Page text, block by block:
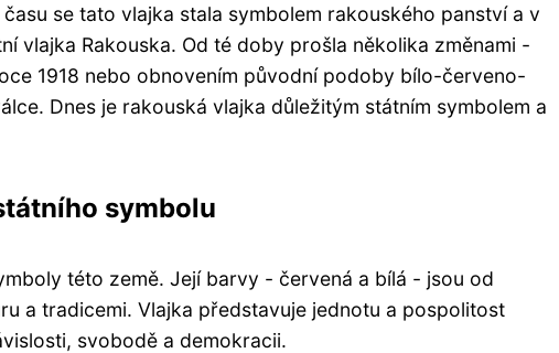
se tato vlajka stala symbolem rakouského panství a v
vlajka Rakouska. Od té doby prošla několika změnami -
1918 nebo obnovením původní podoby bílo-červeno-
Dnes je rakouská vlajka důležitým státním symbolem a
symbolu
této země. Její barvy - červená a bílá - jsou od
a tradicemi. Vlajka představuje jednotu a pospolitost
svobodě a demokracii.